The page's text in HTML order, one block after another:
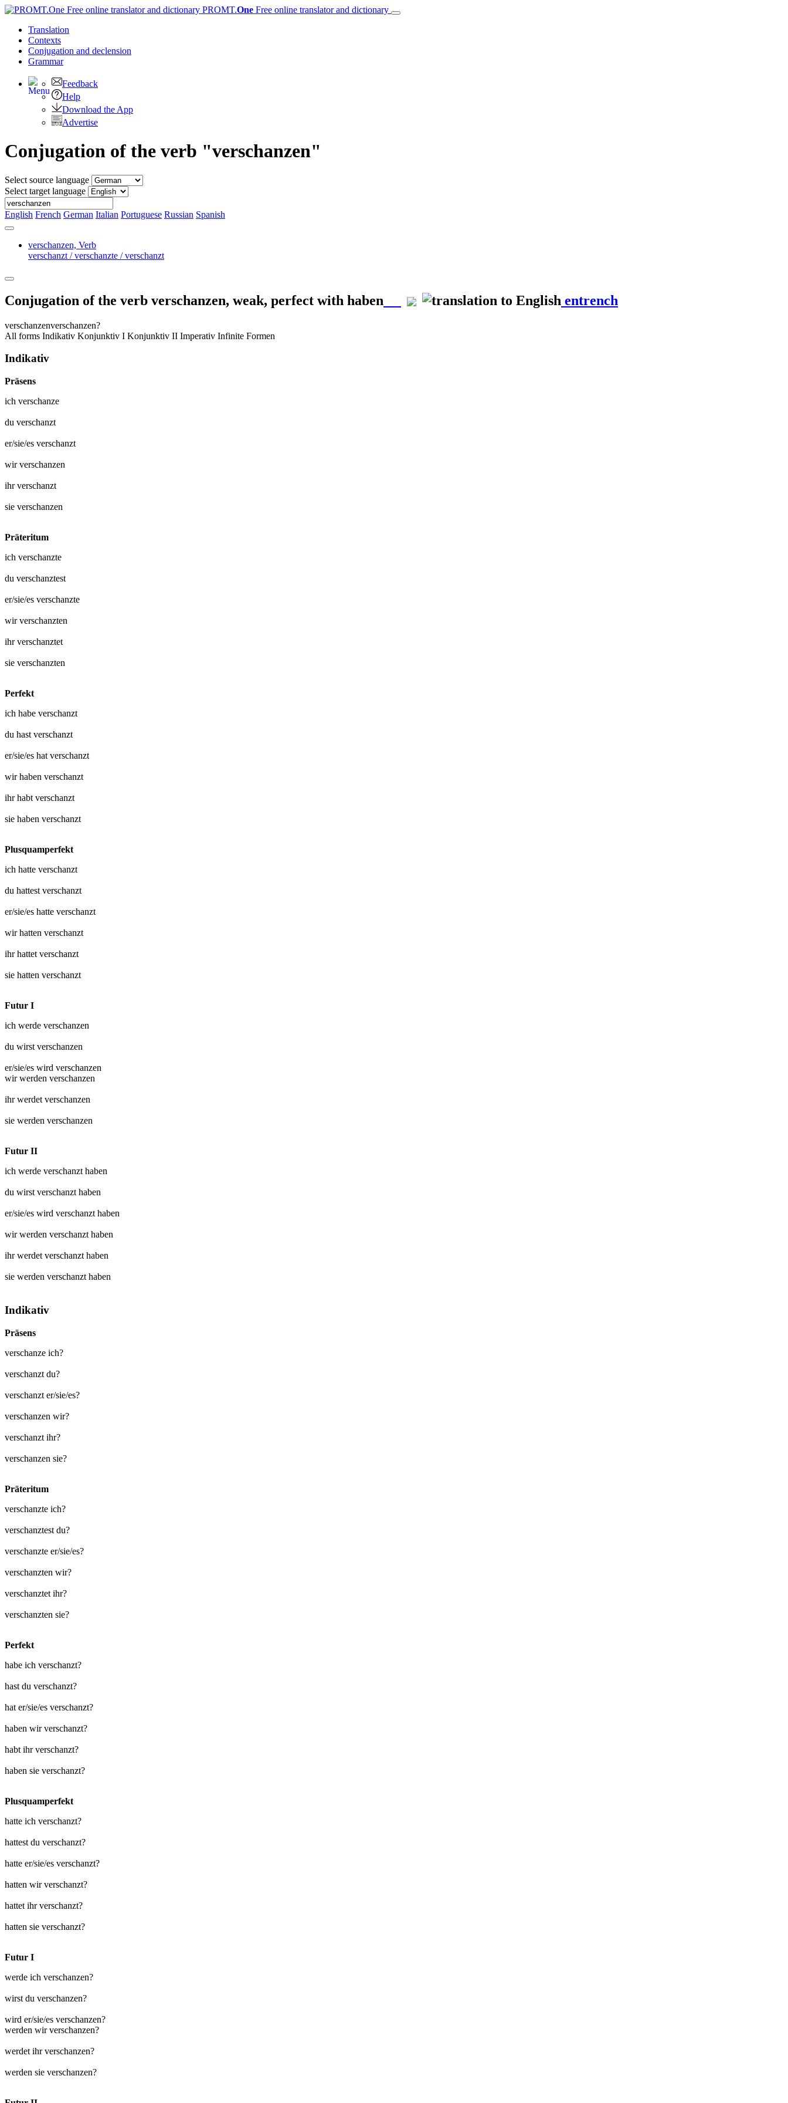
PROMT.One Free online translator and dictionary
Translation
Contexts
Conjugation and declension
Grammar
Feedback
Help
Download the App
Advertise
Conjugation of the verb "verschanzen"
Select source language
Select target language
English French German Italian Portuguese Russian Spanish
verschanzen, Verb
verschanzt / verschanzte / verschanzt
Conjugation of the verb verschanzen, weak, perfect with haben entrench
verschanzenverschanzen?
All forms Indikativ Konjunktiv I Konjunktiv II Imperativ Infinite Formen
Indikativ
Präsens
ich verschanze
du verschanzt
er/sie/es verschanzt
wirverschanzen
ihrverschanzt
sie verschanzen
Präteritum
ich verschanzte
du verschanztest
er/sie/es verschanzte
wirverschanzten
ihrverschanztet
sie verschanzten
Perfekt
ich habe verschanzt
du hast verschanzt
er/sie/es hat verschanzt
wir haben verschanzt
ihr habt verschanzt
sie haben verschanzt
Plusquamperfekt
ich hatte verschanzt
du hattest verschanzt
er/sie/es hatte verschanzt
wir hatten verschanzt
ihr hattet verschanzt
sie hatten verschanzt
Futur I
ich werde verschanzen
du wirst verschanzen
er/sie/es wird verschanzen
wir werden verschanzen
ihr werdet verschanzen
sie werden verschanzen
Futur II
ich werde verschanzt haben
du wirst verschanzt haben
er/sie/es wird verschanzt haben
wir werden verschanzt haben
ihr werdet verschanzt haben
sie werden verschanzt haben
Indikativ
Präsens
verschanze ich?
verschanzt du?
verschanzt er/sie/es?
verschanzen wir?
verschanzt ihr?
verschanzen sie?
Präteritum
verschanzte ich?
verschanztest du?
verschanzte er/sie/es?
verschanzten wir?
verschanztet ihr?
verschanzten sie?
Perfekt
habe ich verschanzt?
hast du verschanzt?
hat er/sie/es verschanzt?
haben wir verschanzt?
habt ihr verschanzt?
haben sie verschanzt?
Plusquamperfekt
hatte ich verschanzt?
hattest du verschanzt?
hatte er/sie/es verschanzt?
hatten wir verschanzt?
hattet ihr verschanzt?
hatten sie verschanzt?
Futur I
werde ich verschanzen?
wirst du verschanzen?
wird er/sie/es verschanzen?
werden wir verschanzen?
werdet ihr verschanzen?
werden sie verschanzen?